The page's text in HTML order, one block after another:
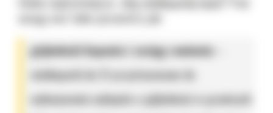
głębokość kopania i zasięg ramienia–
minikoparki do 2t przystosowane do
wykonywania wykopów o głębokości w granicach